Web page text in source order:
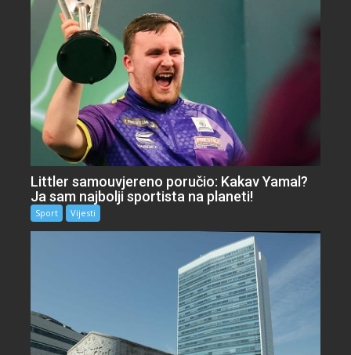
Littler samouvjereno poručio: Kakav Yamal?
Ja sam najbolji sportista na planeti!
Sport Vijesti